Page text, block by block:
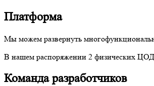
Платформа
Мы можем развернуть
В нашем распоряжении 2 физических
Команда разработчиков